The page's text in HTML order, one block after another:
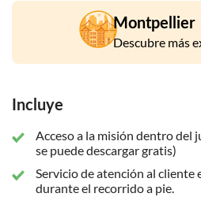
Eres su asistente y detective en
a su creador, de quien hace dos
perdidamente. Por desgracia, un
volver nunca más, dejando a la
Esta noche los muertos están
hacer el elixir, reunirse con su
despertar, pero ten cuidado,
busca el elixir. Su amado Etienne
Montpellier
Descubre más
Incluye
Acceso a la misión dentro del
se puede descargar gratis)
Servicio de atención al cliente
durante el recorrido a pie.